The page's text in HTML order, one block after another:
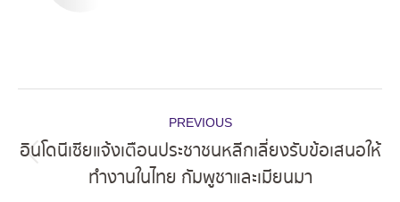
navigation
PREVIOUS
post:
อินโดนีเซียแจ้งเตือนประชาชนหลีกเลี่ยงรับข้อเสนอให้
ทำงานในไทย กัมพูชาและเมียนมา